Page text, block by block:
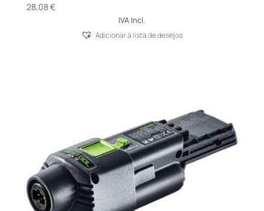
28,08€
IVA Incl.
Adicionar á lista de desejos